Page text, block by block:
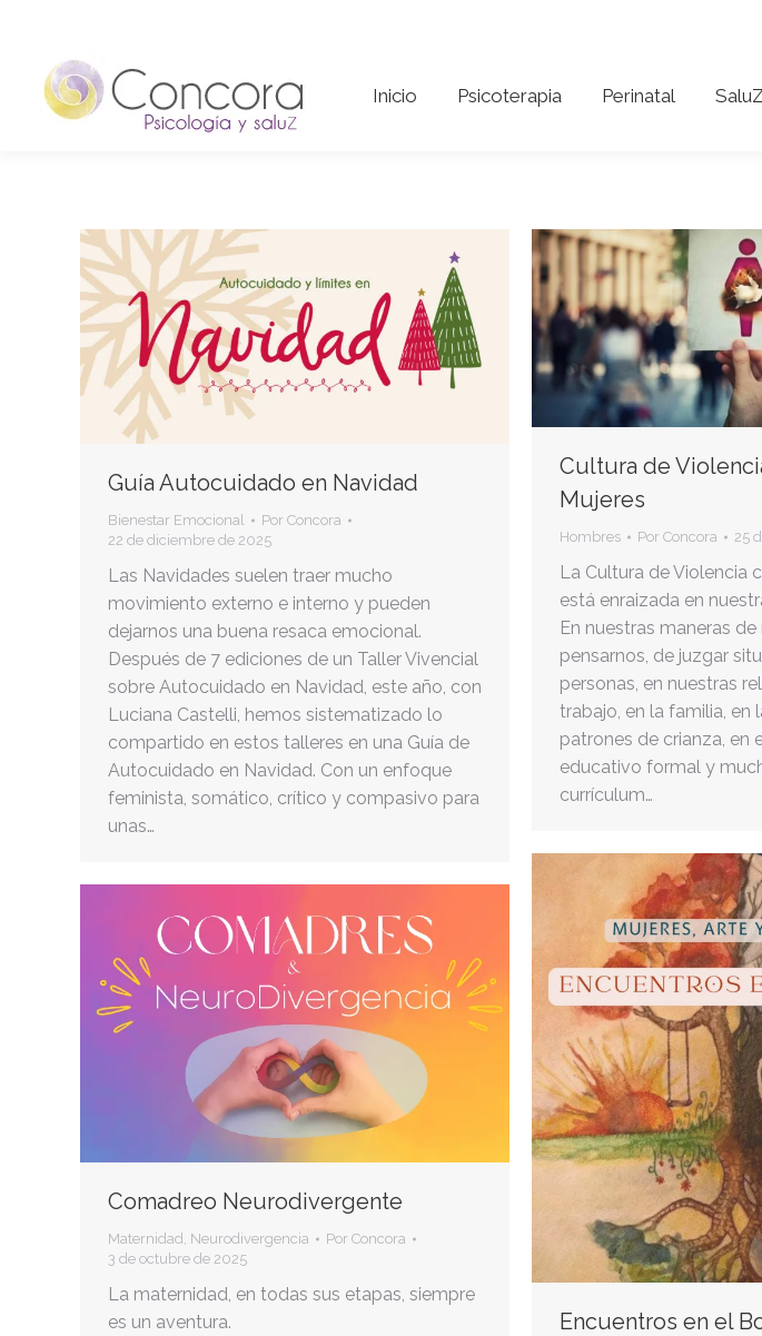
Inicio Psicoterapia Perinatal SaluZ
Guía Autocuidado en Navidad
Bienestar Emocional Por Concora
22 de diciembre de 2025
Las Navidades suelen traer mucho
movimiento externo e interno y pueden
dejarnos una buena resaca emocional.
Después de 7 ediciones de un Taller Vivencial
sobre Autocuidado en Navidad, este año, con
Luciana Castelli, hemos sistematizado lo
compartido en estos talleres en una Guía de
Autocuidado en Navidad. Con un enfoque
feminista, somático, crítico y compasivo para
unas…
Cultura de
Mujeres
Hombres Por Concora 25
La Cultura de Violencia
está enraizada en
En nuestras maneras
pensarnos, de juzgar
personas, en nuestras
trabajo, en la familia, en
patrones de crianza, en
educativo formal y
currículum…
Encuentros en el
Comadreo Neurodivergente
Maternidad Neurodivergencia Por Concora
3 de octubre de 2025
La maternidad, en todas sus etapas, siempre
es un aventura.